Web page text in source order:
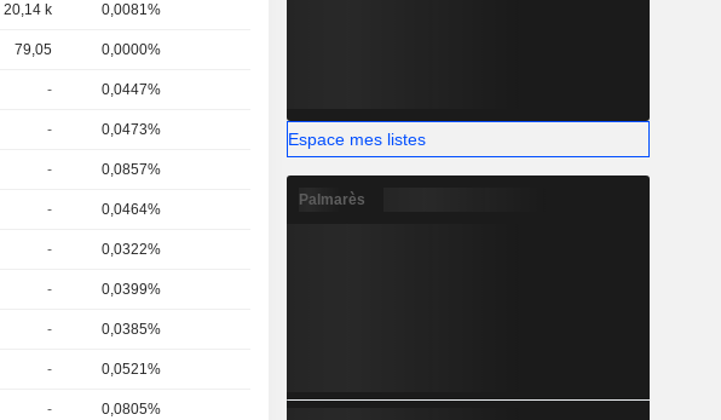
20,14 k 0,0081%
79,05 0,0000%
- 0,0447%
- 0,0473%
- 0,0857%
- 0,0464%
- 0,0322%
- 0,0399%
- 0,0385%
- 0,0521%
- 0,0805%
Espace mes listes
Palmarès